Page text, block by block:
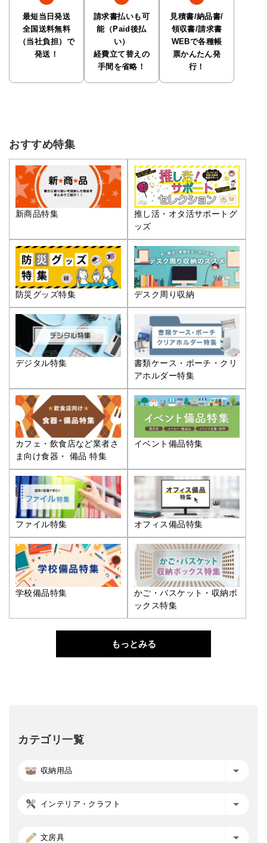
最短当日発送
全国送料無料
（当社負担）で
発送！
請求書払いも可
能（Paid後払
い）
経費立て替えの
手間を省略！
見積書/納品書/
領収書/請求書
WEBで各種帳
票かんたん発
行！
おすすめ特集
新商品特集
推し活・オタ活サポートグ
ッズ
防災グッズ特集 デスク周り収納
デジタル特集
書類ケース・ポーチ・クリ
アホルダー特集
カフェ・飲食店など業者さ
ま向け食器・ 備品 特集
イベント備品特集
ファイル特集 オフィス備品特集
学校備品特集
かご・バスケット・収納ボ
ックス特集
もっとみる
カテゴリ一覧
収納用品
インテリア・クラフト
文房具